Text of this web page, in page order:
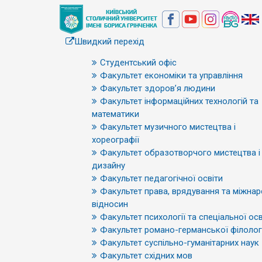
Швидкий перехід
Студентський офіс
Факультет економіки та управління
Факультет здоров’я людини
Факультет інформаційних технологій та
математики
Факультет музичного мистецтва і
хореографії
Факультет образотворчого мистецтва і
дизайну
Факультет педагогічної освіти
Факультет права, врядування та
відносин
Факультет психології та спеціальної
Факультет романо-германської
Факультет суспільно-гуманітарних наук
Факультет східних мов